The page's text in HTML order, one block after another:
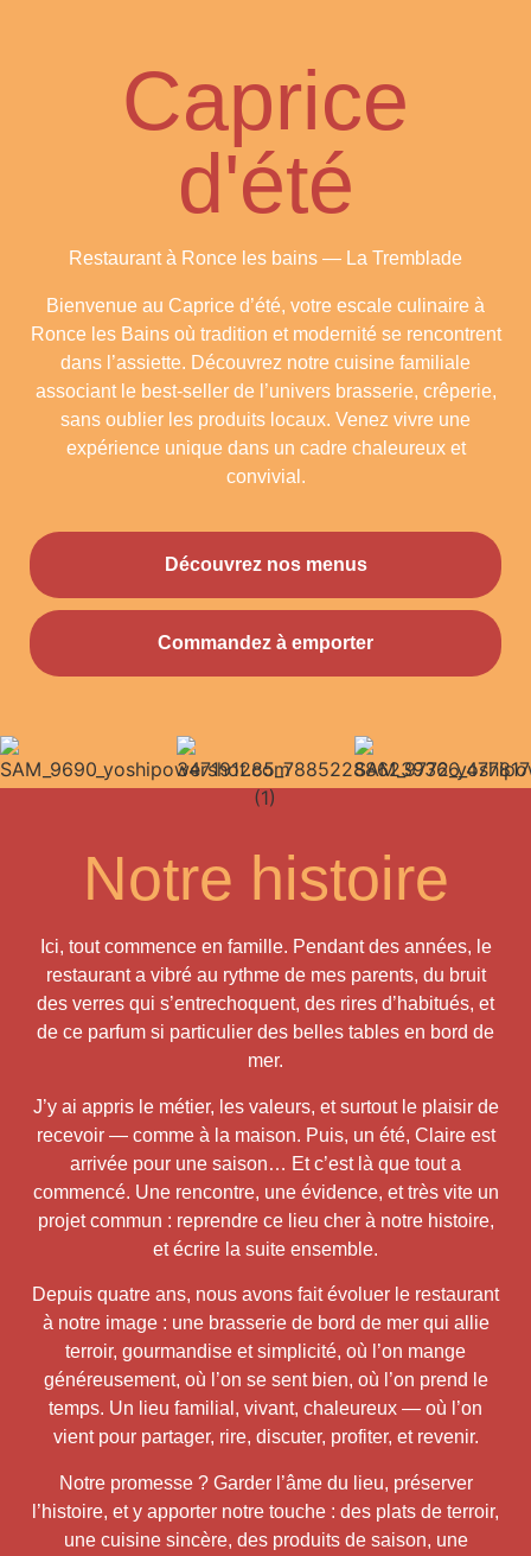
Caprice
d'été
Restaurant à Ronce les bains — La Tremblade
Bienvenue au Caprice d’été, votre escale culinaire à
Ronce les Bains où tradition et modernité se rencontrent
dans l’assiette. Découvrez notre cuisine familiale
associant le best-seller de l’univers brasserie, crêperie,
sans oublier les produits locaux. Venez vivre une
expérience unique dans un cadre chaleureux et
convivial.
Découvrez nos menus
Commandez à emporter
Notre histoire
Ici, tout commence en famille. Pendant des années, le
restaurant a vibré au rythme de mes parents, du bruit
des verres qui s’entrechoquent, des rires d’habitués, et
de ce parfum si particulier des belles tables en bord de
mer.
J’y ai appris le métier, les valeurs, et surtout le plaisir de
recevoir — comme à la maison. Puis, un été, Claire est
arrivée pour une saison… Et c’est là que tout a
commencé. Une rencontre, une évidence, et très vite un
projet commun : reprendre ce lieu cher à notre histoire,
et écrire la suite ensemble.
Depuis quatre ans, nous avons fait évoluer le restaurant
à notre image : une brasserie de bord de mer qui allie
terroir, gourmandise et simplicité, où l’on mange
généreusement, où l’on se sent bien, où l’on prend le
temps. Un lieu familial, vivant, chaleureux — où l’on
vient pour partager, rire, discuter, profiter, et revenir.
Notre promesse ? Garder l’âme du lieu, préserver
l’histoire, et y apporter notre touche : des plats de terroir,
une cuisine sincère, des produits de saison, une